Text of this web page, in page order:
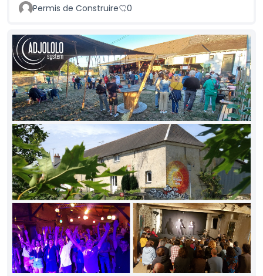
Permis de Construire 0